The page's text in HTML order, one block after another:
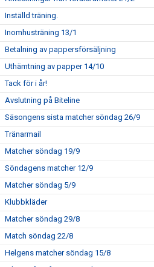
Inställd träning.
Inomhusträning 13/1
Betalning av pappersförsäljning
Uthämtning av papper 14/10
Tack för i år!
Avslutning på Biteline
Säsongens sista matcher söndag 26/9
Tränarmail
Matcher söndag 19/9
Söndagens matcher 12/9
Matcher söndag 5/9
Klubbkläder
Matcher söndag 29/8
Match söndag 22/8
Helgens matcher söndag 15/8